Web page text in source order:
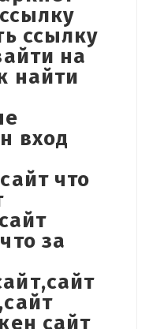
ссылку
на
найти
вход
что
за
сайт